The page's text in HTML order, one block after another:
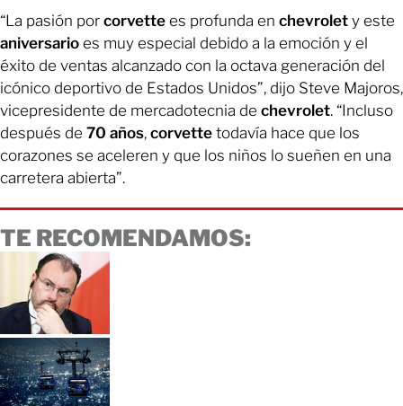
“La pasión por corvette es profunda en chevrolet y este
aniversario es muy especial debido a la emoción y el
éxito de ventas alcanzado con la octava generación del
icónico deportivo de Estados Unidos”, dijo Steve Majoros,
vicepresidente de mercadotecnia de chevrolet. “Incluso
después de 70 años, corvette todavía hace que los
corazones se aceleren y que los niños lo sueñen en una
carretera abierta”.
TE RECOMENDAMOS: